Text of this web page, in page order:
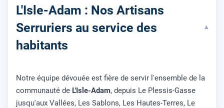
L'Isle-Adam : Nos Artisans
Serruriers au service des
habitants
▾
Notre équipe dévouée est fière de servir l'ensemble de la
communauté de L'Isle-Adam, depuis Le Plessis-Gasse
jusqu'aux Vallées, Les Sablons, Les Hautes-Terres, Le